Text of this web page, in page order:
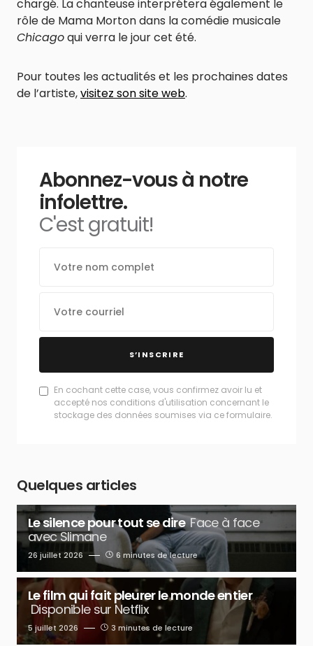
chargé. La chanteuse interprétera également le
rôle de Mama Morton dans la comédie musicale
Chicagoqui verra le jour cet été.
Pour toutes les actualités et les prochaines dates
de l’artiste,visitez son site web.
Abonnez-vous à notre
infolettre.
C'est gratuit!
S’INSCRIRE
En cochant cette case, vous confirmez avoir lu et
accepté nos conditions d'utilisation concernant le
stockage des données soumises via ce formulaire.
Quelques articles
Le silence pour tout se dire Face à face
avec Slimane
26 juillet 2026 6 minutes de lecture
Le film qui fait pleurer le monde entier
Disponible sur Netflix
5 juillet 2026 3 minutes de lecture